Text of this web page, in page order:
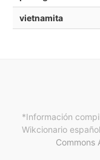
vietnamita
*Información
Wikcionario
Commons